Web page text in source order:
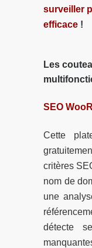
surveiller
efficace !
Les
SEO
Cette
critères
nom de
une
détecte